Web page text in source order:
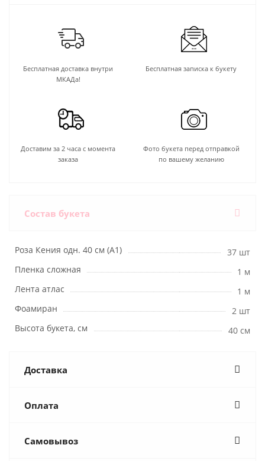
Бесплатная доставка внутри
МКАДа!
Бесплатная записка к букету
Доставим за 2 часа с момента
заказа
Фото букета перед отправкой
по вашему желанию
Состав букета
Роза Кения одн. 40 см (А1)
37 шт
Пленка сложная
1 м
Лента атлас
1 м
Фоамиран
2 шт
Высота букета, см
40 см
Доставка
Оплата
Самовывоз